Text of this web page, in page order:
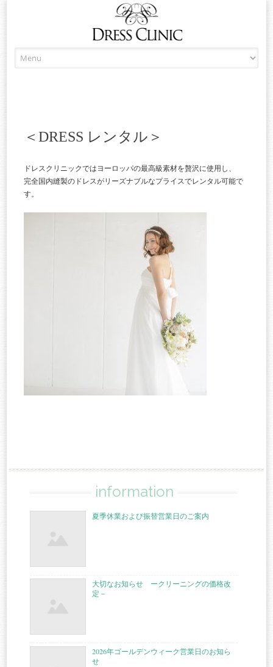
to
＜DRESS レンタル＞
ドレスクリニックではヨーロッパの最高級素材を贅沢に使用し、
完全国内縫製のドレスがリーズナブルなプライスでレンタル可能で
す。
information
夏季休業および振替営業日のご案内
大切なお知らせ ークリーニングの価格改
定－
2026年ゴールデンウィーク営業日のお知ら
せ